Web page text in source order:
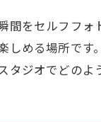
間をセルフフ
しめる場所で
タジオでどのよ